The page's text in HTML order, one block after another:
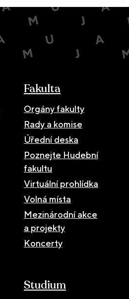
Fakulta
Orgány fakulty
Rady a komise
Úřední deska
Poznejte Hudební
fakultu
Virtuální prohlídka
Volná místa
Mezinárodní akce
a projekty
Koncerty
Studium